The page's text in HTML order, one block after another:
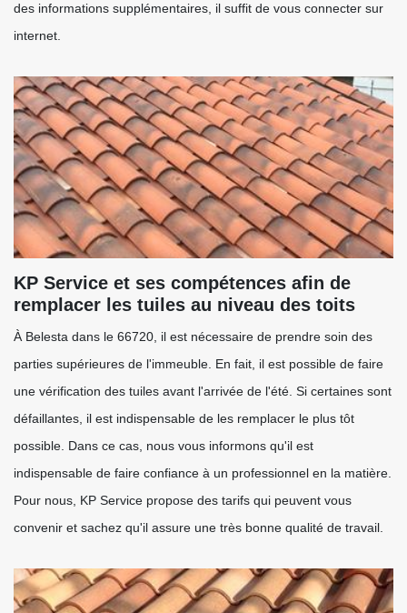
des informations supplémentaires, il suffit de vous connecter sur
internet.
KP Service et ses compétences afin de
remplacer les tuiles au niveau des toits
À Belesta dans le 66720, il est nécessaire de prendre soin des
parties supérieures de l'immeuble. En fait, il est possible de faire
une vérification des tuiles avant l'arrivée de l'été. Si certaines sont
défaillantes, il est indispensable de les remplacer le plus tôt
possible. Dans ce cas, nous vous informons qu'il est
indispensable de faire confiance à un professionnel en la matière.
Pour nous, KP Service propose des tarifs qui peuvent vous
convenir et sachez qu'il assure une très bonne qualité de travail.